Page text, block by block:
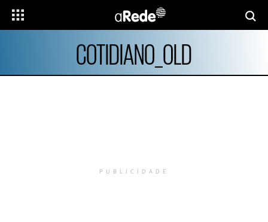
COTIDIANO_OLD
PUBLICIDADE